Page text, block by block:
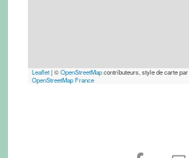
Leaflet|©OpenStreetMapcontributeurs, style de carte par
OpenStreetMap France